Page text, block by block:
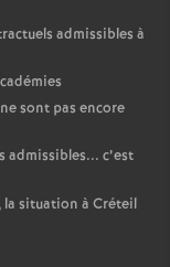
admissibles à
sont pas encore
admissibles... c’est
situation à Créteil